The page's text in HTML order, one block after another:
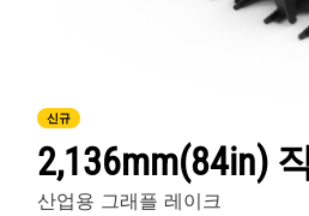
신규
2,136mm(84in)
산업용 그래플 레이크